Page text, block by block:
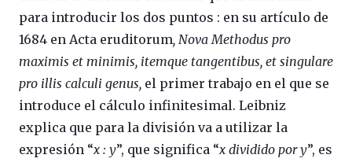
para introducir los dos puntos : en su artículo de
1684 en Acta eruditorum, Nova Methodus pro
maximis et minimis, itemque tangentibus, et singulare
pro illis calculi genus, el primer trabajo en el que se
introduce el cálculo infinitesimal. Leibniz
explica que para la división va a utilizar la
expresión “x : y”, que significa “x dividido por y”, es